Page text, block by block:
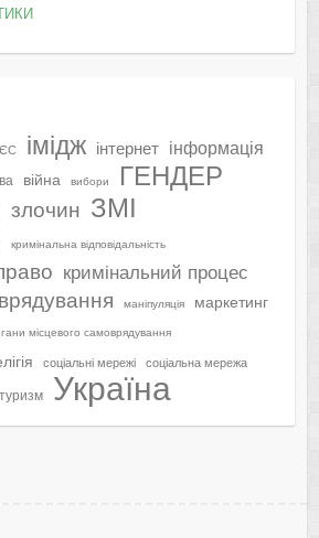
ЄС імідж інтернет інформація
війна вибори ГЕНДЕР
злочин ЗМІ
кримінальна відповідальність
кримінальний процес
маніпуляція маркетинг
місцевого самоврядування
соціальні мережі соціальна мережа
туризм Україна